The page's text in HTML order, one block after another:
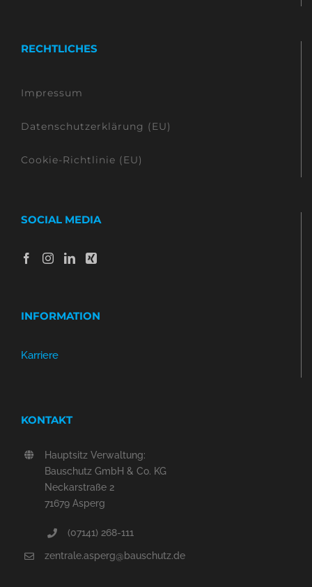
RECHTLICHES
Impressum
Datenschutzerklärung (EU)
Cookie-Richtlinie (EU)
SOCIAL MEDIA
INFORMATION
Karriere
KONTAKT
Hauptsitz Verwaltung:
Bauschutz GmbH & Co. KG
Neckarstraße 2
71679 Asperg
(07141) 268-111
zentrale.asperg@bauschutz.de